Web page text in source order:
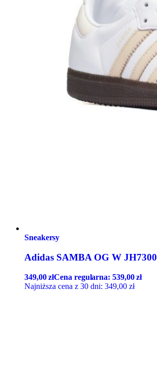
Sneakersy
Adidas SAMBA OG W JH7300
349,00złCena regularna:539,00zł
Najniższa cena z 30 dni: 349,00 zł